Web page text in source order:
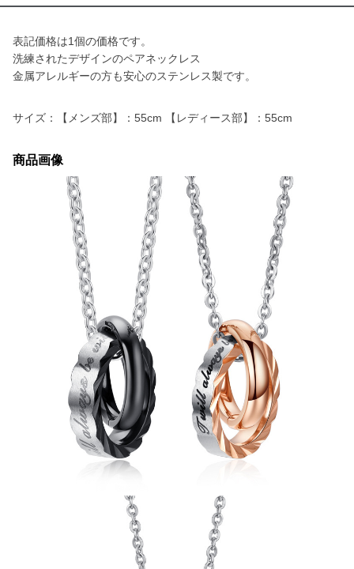
表記価格は1個の価格です。
洗練されたデザインのペアネックレス
金属アレルギーの方も安心のステンレス製です。
サイズ：【メンズ部】：55cm 【レディース部】：55cm
商品画像